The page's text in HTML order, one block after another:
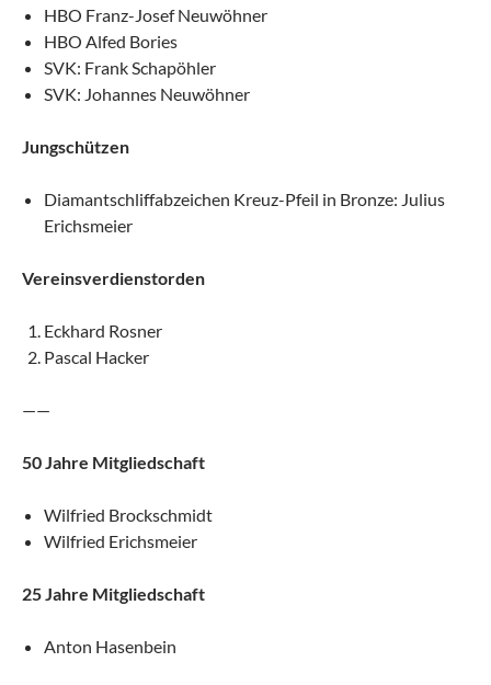
HBO Franz-Josef Neuwöhner
HBO Alfed Bories
SVK: Frank Schapöhler
SVK: Johannes Neuwöhner
Jungschützen
Diamantschliffabzeichen Kreuz-Pfeil in Bronze: Julius
Erichsmeier
Vereinsverdienstorden
Eckhard Rosner
Pascal Hacker
——
50 Jahre Mitgliedschaft
Wilfried Brockschmidt
Wilfried Erichsmeier
25 Jahre Mitgliedschaft
Anton Hasenbein